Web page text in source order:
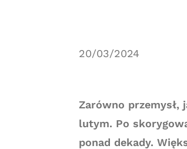
20/03/2024
Zarówno przemysł,
lutym. Po
ponad dekady.